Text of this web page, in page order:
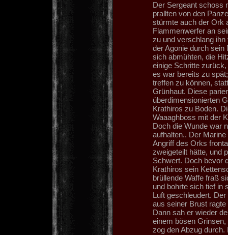
Der Sergeant schoss
prallten von den
stürmte auch der Ork
Flammenwerfer an
zu und verschlang ihn
der Agonie durch
sich abmühten, die
einige Schritte
es war bereits zu
treffen zu können,
Grünhaut. Diese
überdimensionierten
Krathiros zu Boden.
Waaaghboss mit der
Doch die Wunde war
aufhalten.. Der
Angriff des Orks
zweigeteilt hätte, und
Schwert. Doch bevor
Krathiros sein
brüllende Waffe fraß
und bohrte sich tief in
Luft geschleudert.
aus seiner Brust
Dann sah er wieder
einem bösen
zog den Abzug